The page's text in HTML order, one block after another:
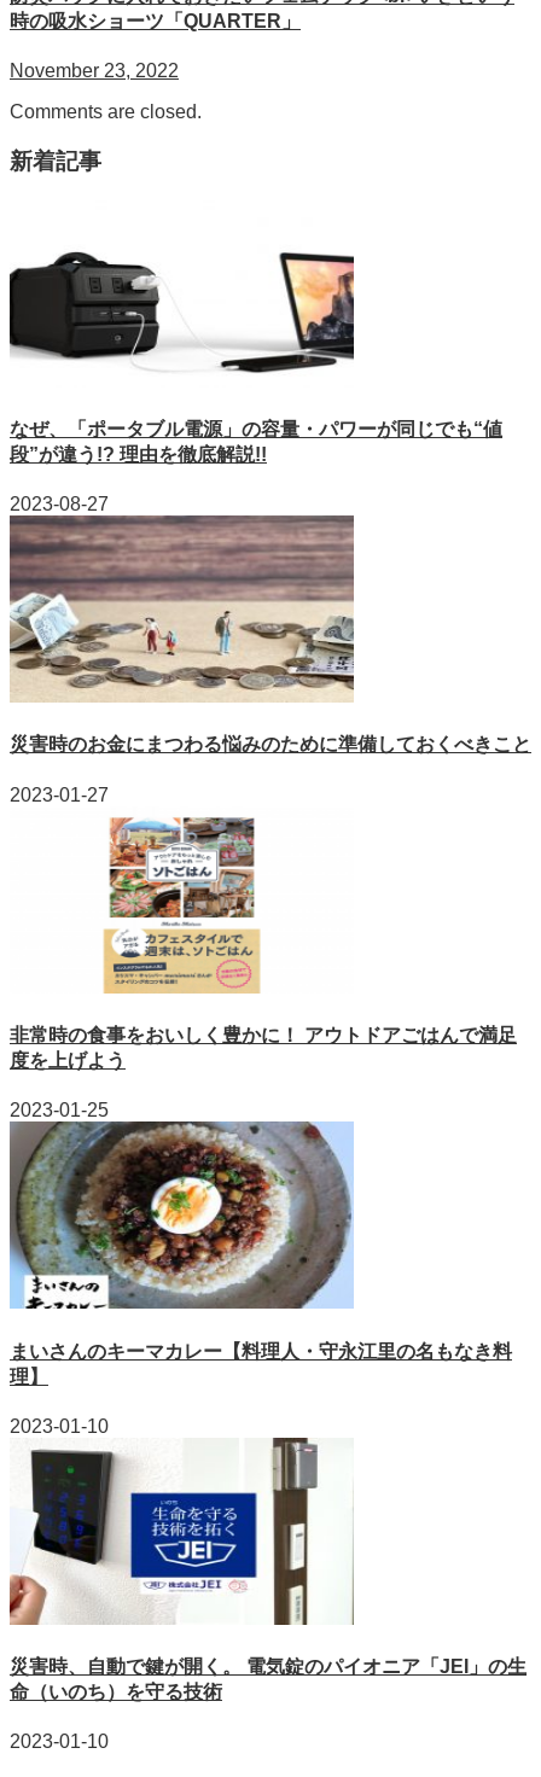
時の吸水ショーツ「QUARTER」
November 23, 2022
Comments are closed.
新着記事
なぜ、「ポータブル電源」の容量・パワーが同じでも“値
段”が違う!? 理由を徹底解説!!
2023-08-27
災害時のお金にまつわる悩みのために準備しておくべきこと
2023-01-27
非常時の食事をおいしく豊かに！ アウトドアごはんで満足
度を上げよう
2023-01-25
まいさんのキーマカレー【料理人・守永江里の名もなき料
理】
2023-01-10
災害時、自動で鍵が開く。 電気錠のパイオニア「JEI」の生
命（いのち）を守る技術
2023-01-10